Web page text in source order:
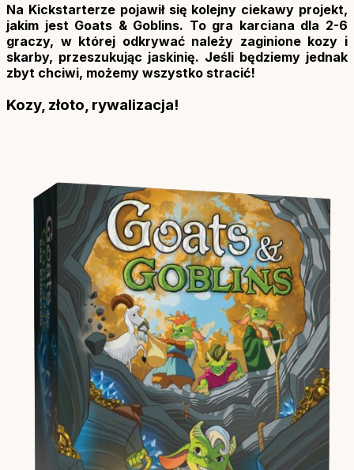
Na Kickstarterze pojawił się kolejny ciekawy projekt,
jakim jest Goats & Goblins. To gra karciana dla 2-6
graczy, w której odkrywać należy zaginione kozy i
skarby, przeszukując jaskinię. Jeśli będziemy jednak
zbyt chciwi, możemy wszystko stracić!
Kozy, złoto, rywalizacja!